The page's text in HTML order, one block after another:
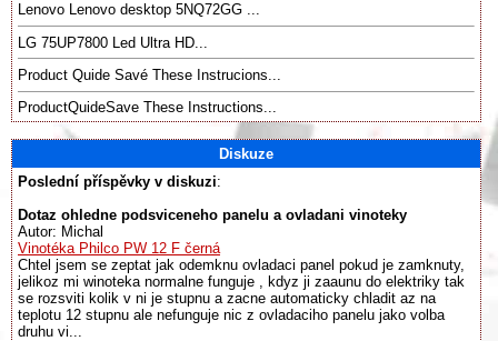
Lenovo Lenovo desktop 5NQ72GG ...
LG 75UP7800 Led Ultra HD...
Product Quide Savé These Instrucions...
ProductQuideSave These Instructions...
Diskuze
Poslední příspěvky v diskuzi:
Dotaz ohledne podsviceneho panelu a ovladani vinoteky
Autor: Michal
Vinotéka Philco PW 12 F černá
Chtel jsem se zeptat jak odemknu ovladaci panel pokud je zamknuty,
jelikoz mi winoteka normalne funguje , kdyz ji zaaunu do elektriky tak
se rozsviti kolik v ni je stupnu a zacne automaticky chladit az na
teplotu 12 stupnu ale nefunguje nic z ovladaciho panelu jako volba
druhu vi...